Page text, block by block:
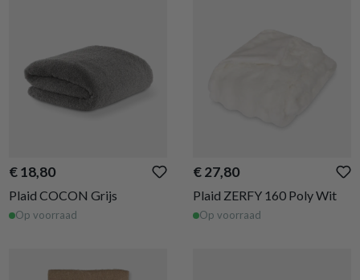
€ 18,80
Plaid COCON Grijs
Op voorraad
€ 27,80
Plaid ZERFY 160 Poly Wit
Op voorraad